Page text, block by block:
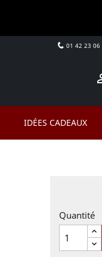
01 42 23 06
IDÉES CADEAUX
Quantité